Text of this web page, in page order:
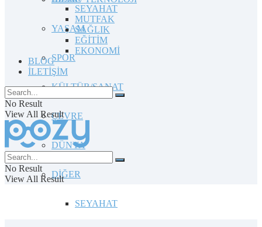
YAŞAM
SPOR
KÜLTÜR/SANAT
ÇEVRE
DÜNYA
DİĞER
SEYAHAT
SEYAHAT
MUTFAK
SAĞLIK
EĞİTİM
EKONOMİ
BLOG
İLETİŞİM
No Result
View All Result
No Result
View All Result